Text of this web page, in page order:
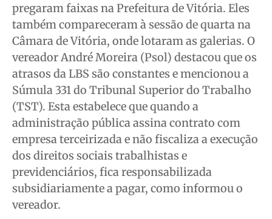
pregaram faixas na Prefeitura de Vitória. Eles
também compareceram à sessão de quarta na
Câmara de Vitória, onde lotaram as galerias. O
vereador André Moreira (Psol) destacou que os
atrasos da LBS são constantes e mencionou a
Súmula 331 do Tribunal Superior do Trabalho
(TST). Esta estabelece que quando a
administração pública assina contrato com
empresa terceirizada e não fiscaliza a execução
dos direitos sociais trabalhistas e
previdenciários, fica responsabilizada
subsidiariamente a pagar, como informou o
vereador.